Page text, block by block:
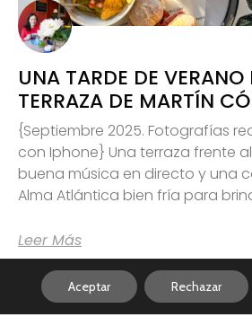
UNA TARDE DE VERANO
TERRAZA DE MARTÍN
{Septiembre 2025. Fotografías
con Iphone} Una terraza frente
buena música en directo y una
Alma Atlántica bien fría para
Leer Más
Aceptar Rechazar